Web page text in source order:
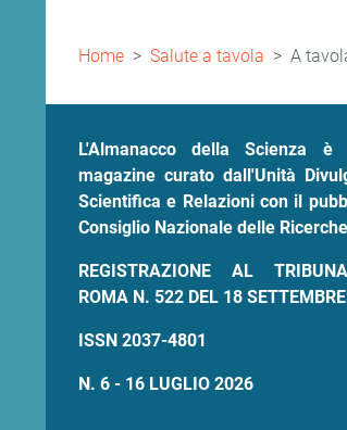
Briciole
Home Salute a tavola A
L'Almanacco della Scienza
magazine curato dall'Unità
Scientifica e Relazioni con il
Consiglio Nazionale delle Ricerche
REGISTRAZIONE AL
ROMA N. 522 DEL 18
ISSN 2037-4801
N. 6 - 16 LUGLIO 2026